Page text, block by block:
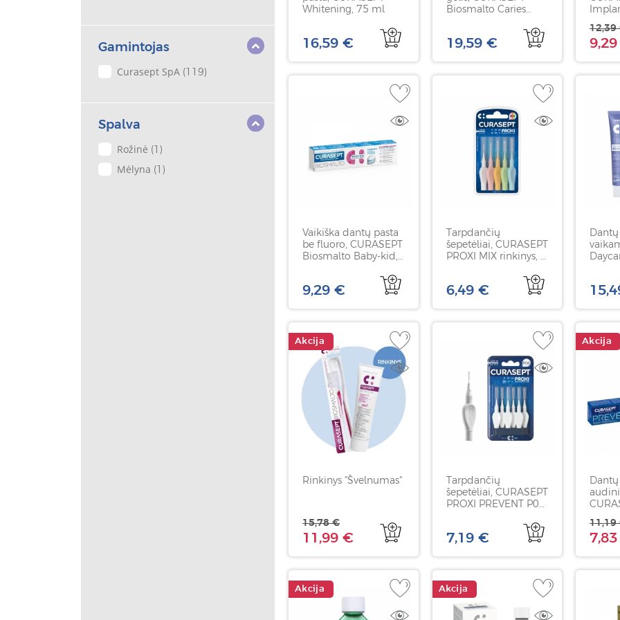
Gamintojas
Curasept SpA (119)
Spalva
Rožinė (1)
Mėlyna (1)
Whitening, 75 ml
16,59 €
Biosmalto Caries
braškių skonio, 50 ml
19,59 €
12,39
Vaikiška dantų pasta
be fluoro, CURASEPT
Biosmalto Baby-kid,
9,29 €
Tarpdančių
šepetėliai, CURASEPT
PROXI MIX rinkinys, 5
6,49 €
Akcija
Rinkinys "Švelnumas"
11,99 €
15,78 €
Tarpdančių
šepetėliai, CURASEPT
PROXI PREVENT P06,
7,19 €
Akcija
11,19
Akcija Akcija